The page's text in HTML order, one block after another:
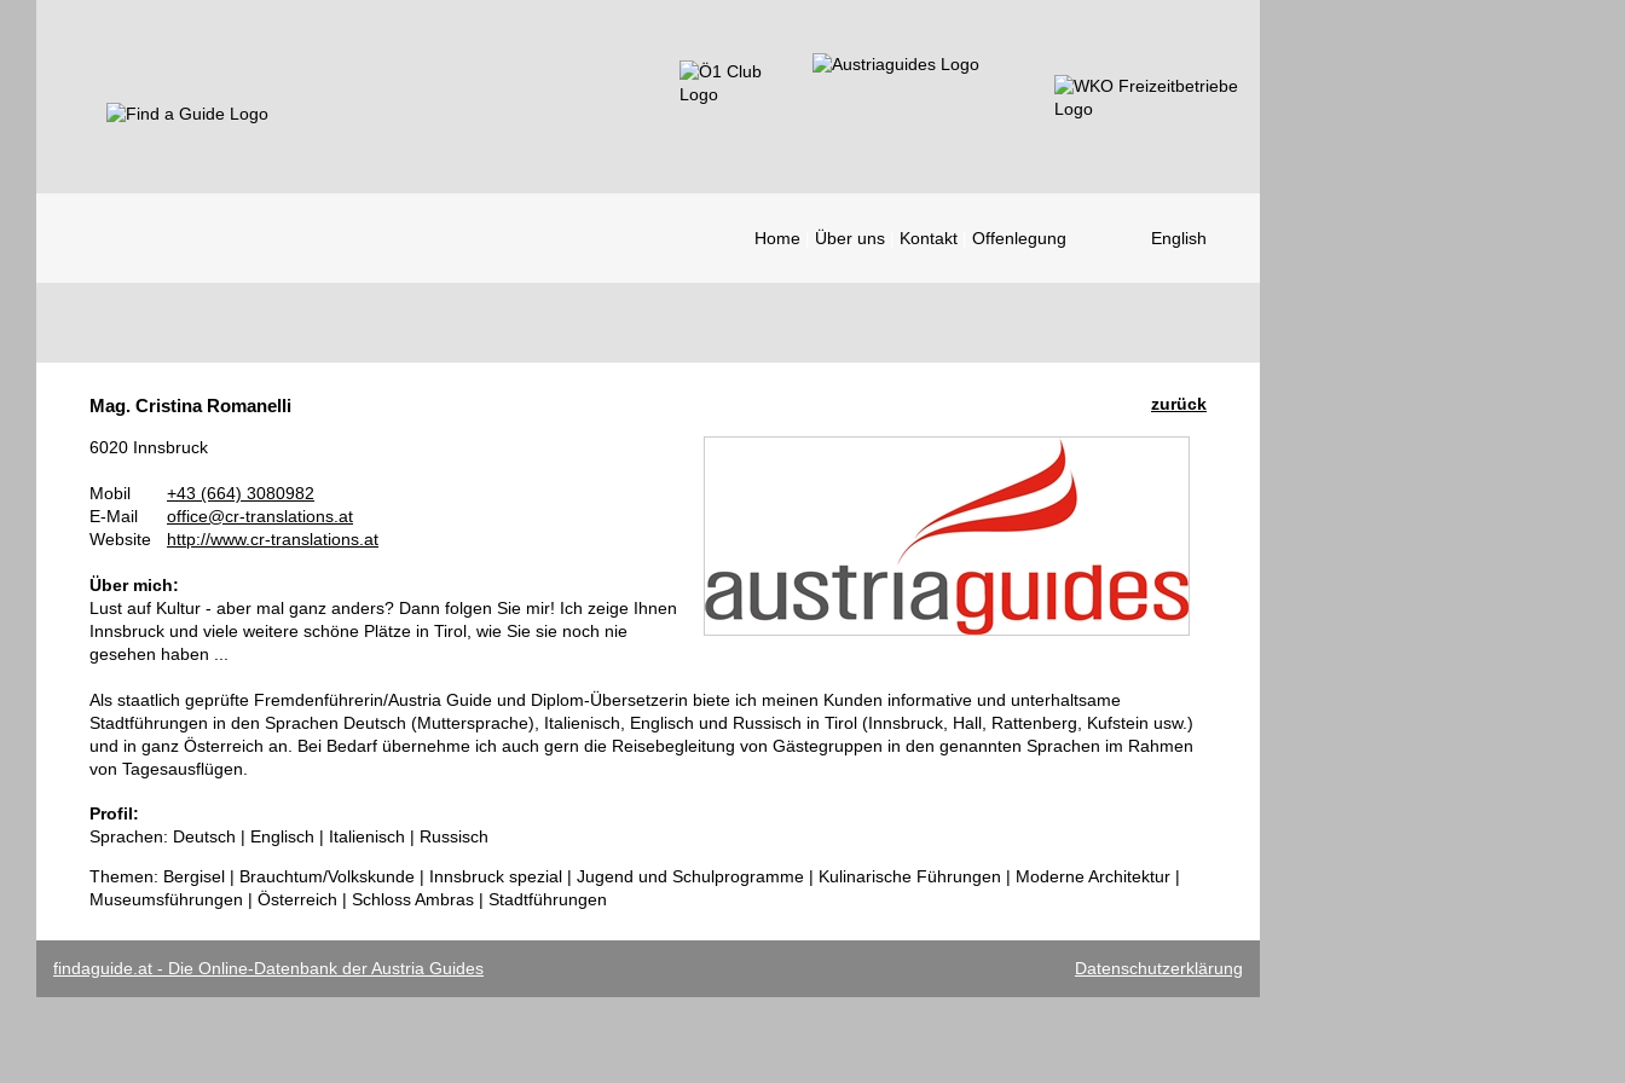
Home Über uns Kontakt Offenlegung English
Guides
zurück
Mag. Cristina Romanelli
6020 Innsbruck
Mobil
+43 (664) 3080982
E-Mail
office@cr-translations.at
Website
http://www.cr-translations.at
Über mich:
Lust auf Kultur - aber mal ganz anders? Dann folgen Sie mir! Ich zeige Ihnen
Innsbruck und viele weitere schöne Plätze in Tirol, wie Sie sie noch nie
gesehen haben ...
Als staatlich geprüfte Fremdenführerin/Austria Guide und Diplom-Übersetzerin biete ich meinen Kunden informative und unterhaltsame
Stadtführungen in den Sprachen Deutsch (Muttersprache), Italienisch, Englisch und Russisch in Tirol (Innsbruck, Hall, Rattenberg, Kufstein usw.)
und in ganz Österreich an. Bei Bedarf übernehme ich auch gern die Reisebegleitung von Gästegruppen in den genannten Sprachen im Rahmen
von Tagesausflügen.
Profil:
Sprachen: Deutsch | Englisch | Italienisch | Russisch
Themen: Bergisel | Brauchtum/Volkskunde | Innsbruck spezial | Jugend und Schulprogramme | Kulinarische Führungen | Moderne Architektur |
Museumsführungen | Österreich | Schloss Ambras | Stadtführungen
findaguide.at - Die Online-Datenbank der Austria Guides Datenschutzerklärung